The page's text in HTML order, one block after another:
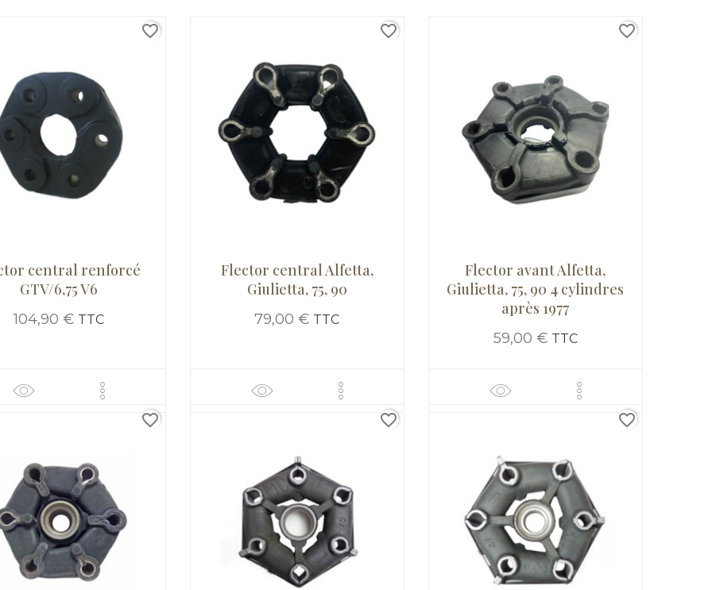
central renforcé
GTV/6,75 V6
104,90 € TTC
favorite_border
Flector central Alfetta,
Giulietta, 75, 90
79,00 € TTC
favorite_border
Flector avant Alfetta,
Giulietta, 75, 90 4 cylindres
après 1977
59,00 € TTC
favorite_border
favorite_border favorite_border favorite_border